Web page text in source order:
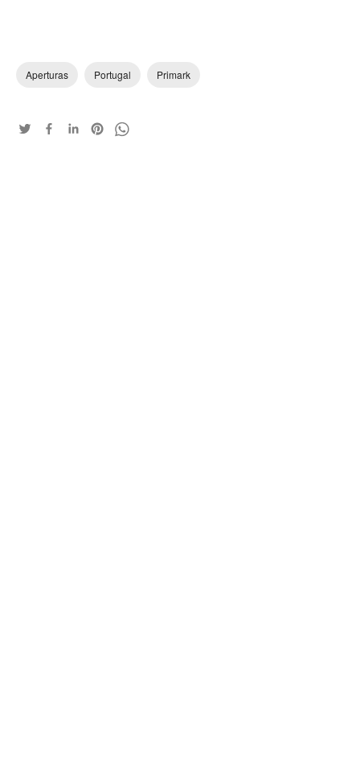
Aperturas Portugal Primark